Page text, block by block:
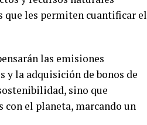
que les permiten cuantificar el
las emisiones
y la adquisición de bonos de
sino que
con el planeta, marcando un